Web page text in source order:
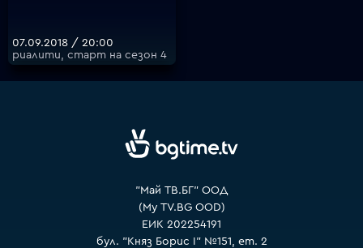
07.09.2018 / 20:00
риалити, старт на сезон 4
"Май ТВ.БГ" ООД
(My TV.BG OOD)
ЕИК 202254191
бул. "Княз Борис I" №151, ет. 2